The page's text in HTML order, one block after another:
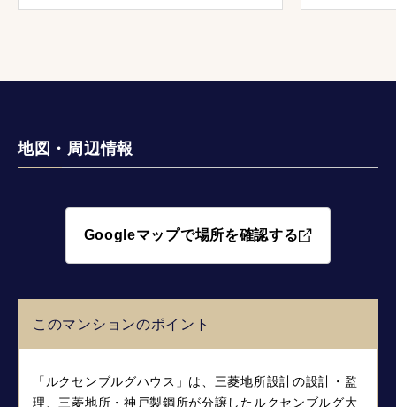
地図・周辺情報
Googleマップで場所を確認する
このマンションのポイント
「ルクセンブルグハウス」は、三菱地所設計の設計・監
理、三菱地所・神戸製鋼所が分譲したルクセンブルグ大